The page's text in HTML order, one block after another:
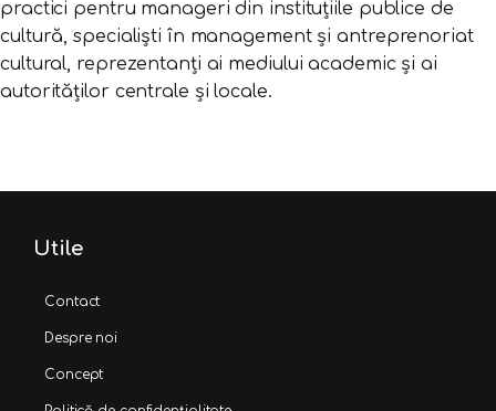
practici pentru manageri din instituțiile publice de
cultură, specialiști în management și antreprenoriat
cultural, reprezentanți ai mediului academic și ai
autorităților centrale și locale.
Utile
Contact
Despre noi
Concept